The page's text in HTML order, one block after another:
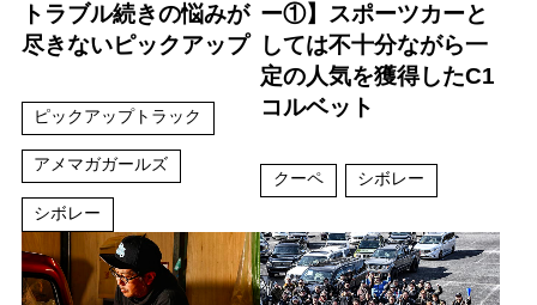
トラブル続きの悩みが
尽きないピックアップ
ピックアップトラック
アメマガガールズ
シボレー
ー①】スポーツカーと
しては不十分ながら一
定の人気を獲得したC1
コルベット
クーペ シボレー